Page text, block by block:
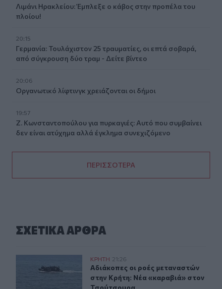
Λιμάνι Ηρακλείου: Έμπλεξε ο κάβος στην προπέλα του
πλοίου!
20:15
Γερμανία: Τουλάχιστον 25 τραυματίες, οι επτά σοβαρά,
από σύγκρουση δύο τραμ - Δείτε βίντεο
20:06
Οργανωτικό λίφτινγκ χρειάζονται οι δήμοι
19:57
Ζ. Κωνσταντοπούλου για πυρκαγιές: Αυτό που συμβαίνει
δεν είναι ατύχημα αλλά έγκλημα συνεχιζόμενο
ΠΕΡΙΣΣΟΤΕΡΑ
ΣΧΕΤΙΚA AΡΘΡΑ
Αδιάκοπες οι ροές μεταναστών στην Κρήτη: Νέα
ΚΡΗΤΗ 21:26
Αδιάκοπες οι ροές μεταναστών
Αδιάκοπες οι ροές μεταναστών
στην Κρήτη: Νέα «καραβιά» στον
Τσούτσουρα